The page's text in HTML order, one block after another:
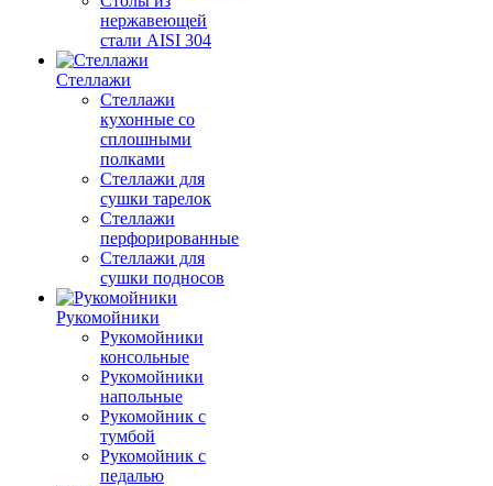
нержавеющей
стали AISI 304
Стеллажи
Стеллажи
кухонные со
сплошными
полками
Стеллажи для
сушки тарелок
Стеллажи
перфорированные
Стеллажи для
сушки подносов
Рукомойники
Рукомойники
консольные
Рукомойники
напольные
Рукомойник с
тумбой
Рукомойник с
педалью